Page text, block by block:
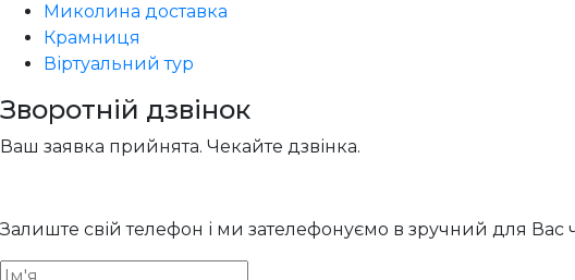
Миколина доставка
Крамниця
Віртуальний тур
Зворотній дзвінок
Ваш заявка прийнята. Чекайте дзвінка.
Залиште свій телефон і ми зателефонуємо в зручний для Вас